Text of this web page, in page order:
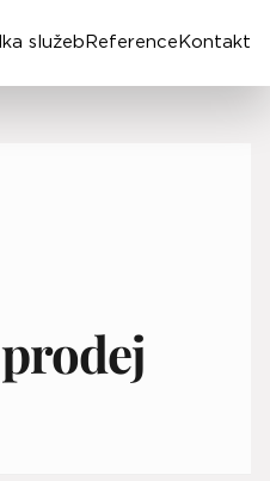
služeb Reference Kontakt